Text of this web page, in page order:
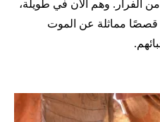
الفرار. وهم الآن في طويلة،
قصصًا مماثلة عن الموت